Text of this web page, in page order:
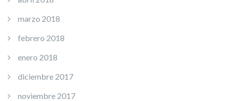
marzo 2018
febrero 2018
enero 2018
diciembre 2017
noviembre 2017